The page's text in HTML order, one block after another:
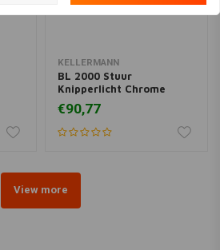
KELLERMANN
BL 2000 Stuur
Knipperlicht Chrome
€90,77
View more